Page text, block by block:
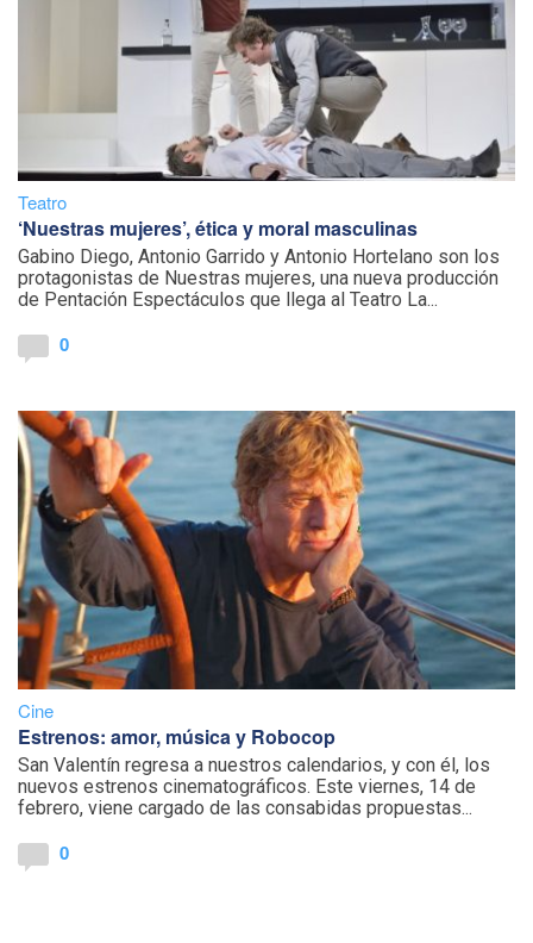
Teatro
‘Nuestras mujeres’, ética y moral masculinas
Gabino Diego, Antonio Garrido y Antonio Hortelano son los
protagonistas de Nuestras mujeres, una nueva producción
de Pentación Espectáculos que llega al Teatro La...
0
Cine
Estrenos: amor, música y Robocop
San Valentín regresa a nuestros calendarios, y con él, los
nuevos estrenos cinematográficos. Este viernes, 14 de
febrero, viene cargado de las consabidas propuestas...
0